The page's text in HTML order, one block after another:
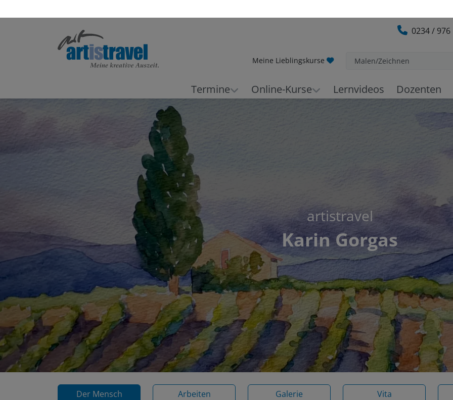
artistravel
Karin Gorgas
Der Mensch Arbeiten Galerie Vita